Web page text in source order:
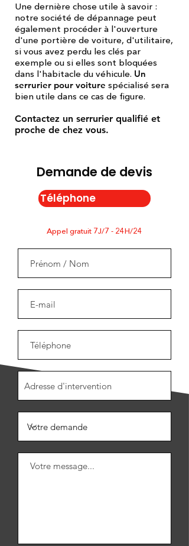
Une dernière chose utile à savoir :
notre société de dépannage peut
également procéder à l'ouverture
d'une portière de voiture, d'utilitaire,
si vous avez perdu les clés par
exemple ou si elles sont bloquées
dans l'habitacle du véhicule. Un
serrurier pour voiture spécialisé sera
bien utile dans ce cas de figure.
Contactez un serrurier qualifié et
proche de chez vous.
Demande de devis
Téléphone
Appel gratuit 7J/7 - 24H/24